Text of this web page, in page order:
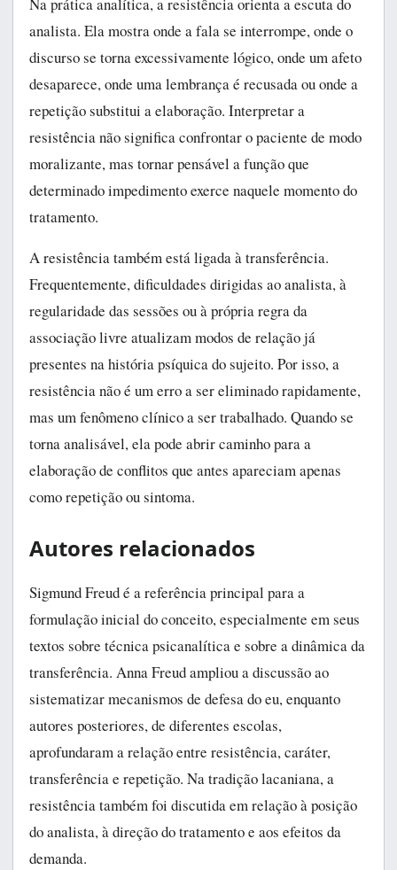
analista. Ela mostra onde a fala se interrompe, onde o
discurso se torna excessivamente lógico, onde um afeto
desaparece, onde uma lembrança é recusada ou onde a
repetição substitui a elaboração. Interpretar a
resistência não significa confrontar o paciente de modo
moralizante, mas tornar pensável a função que
determinado impedimento exerce naquele momento do
tratamento.
A resistência também está ligada à transferência.
Frequentemente, dificuldades dirigidas ao analista, à
regularidade das sessões ou à própria regra da
associação livre atualizam modos de relação já
presentes na história psíquica do sujeito. Por isso, a
resistência não é um erro a ser eliminado rapidamente,
mas um fenômeno clínico a ser trabalhado. Quando se
torna analisável, ela pode abrir caminho para a
elaboração de conflitos que antes apareciam apenas
como repetição ou sintoma.
Autores relacionados
Sigmund Freud é a referência principal para a
formulação inicial do conceito, especialmente em seus
textos sobre técnica psicanalítica e sobre a dinâmica da
transferência. Anna Freud ampliou a discussão ao
sistematizar mecanismos de defesa do eu, enquanto
autores posteriores, de diferentes escolas,
aprofundaram a relação entre resistência, caráter,
transferência e repetição. Na tradição lacaniana, a
resistência também foi discutida em relação à posição
do analista, à direção do tratamento e aos efeitos da
demanda.